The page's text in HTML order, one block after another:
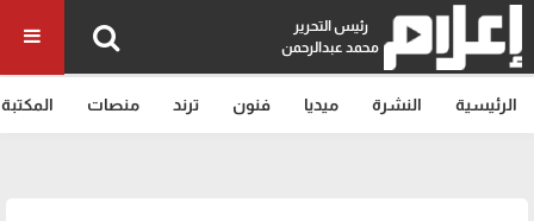
رئيس التحرير
محمد عبدالرحمن
الرئيسية النشرة ميديا فنون ترند منصات المكتبة